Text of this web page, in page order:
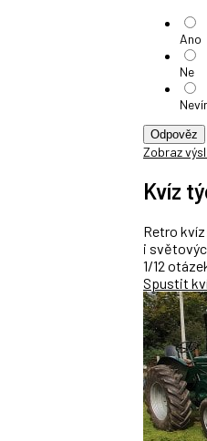
Ano
Ne
Odpověz
Zobraz
Kvíz
Retro
i
1/12
Spustit